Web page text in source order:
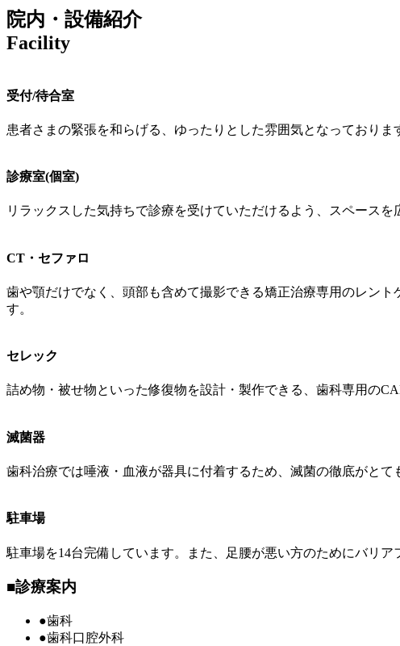
院内・設備紹介
Facility
受付/待合室
患者さまの緊張を和らげる、ゆったりとした雰囲気となっておりま
診療室(個室)
リラックスした気持ちで診療を受けていただけるよう、スペースを
CT・セファロ
歯や顎だけでなく、頭部も含めて撮影できる矯正治療専用のレン
す。
セレック
詰め物・被せ物といった修復物を設計・製作できる、歯科専用の
滅菌器
歯科治療では唾液・血液が器具に付着するため、滅菌の徹底がと
駐車場
駐車場を14台完備しています。また、足腰が悪い方のためにバリア
■診療案内
●歯科
●歯科口腔外科